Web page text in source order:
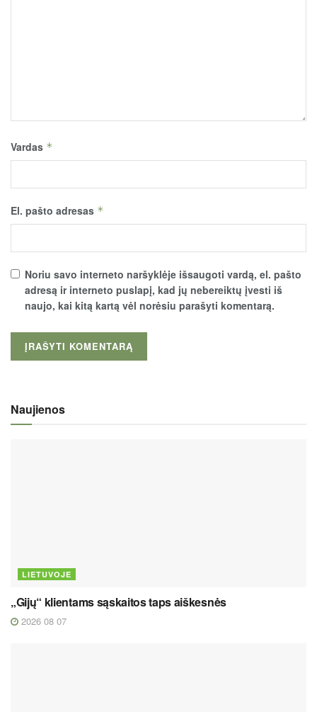
Vardas *
El. pašto adresas *
Noriu savo interneto naršyklėje išsaugoti vardą, el. pašto
adresą ir interneto puslapį, kad jų nebereiktų įvesti iš
naujo, kai kitą kartą vėl norėsiu parašyti komentarą.
Naujienos
LIETUVOJE
„Gijų“ klientams sąskaitos taps aiškesnės
2026 08 07